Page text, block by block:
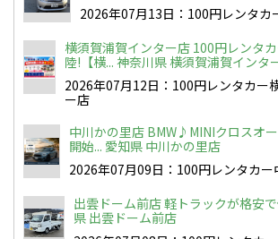
2026年07月13日：100円レンタカ
横須賀浦賀インター店 100円レンタ
陸!【横... 神奈川県 横須賀浦賀インタ
2026年07月12日：100円レンタカー
ー店
中川かの里店 BMW♪MINIクロスオ
開始... 愛知県 中川かの里店
2026年07月09日：100円レンタカー
出雲ドーム前店 軽トラックが格安
県 出雲ドーム前店